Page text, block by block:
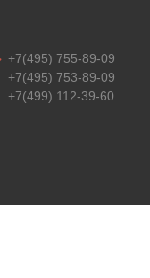
+7(495) 755-89-09
+7(495) 753-89-09
+7(499) 112-39-60